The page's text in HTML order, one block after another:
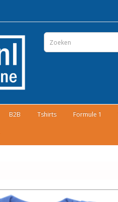
B2B Tshirts Formule 1